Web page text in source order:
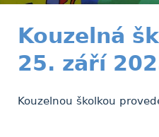
Kouzelná
25. září
Kouzelnou školkou